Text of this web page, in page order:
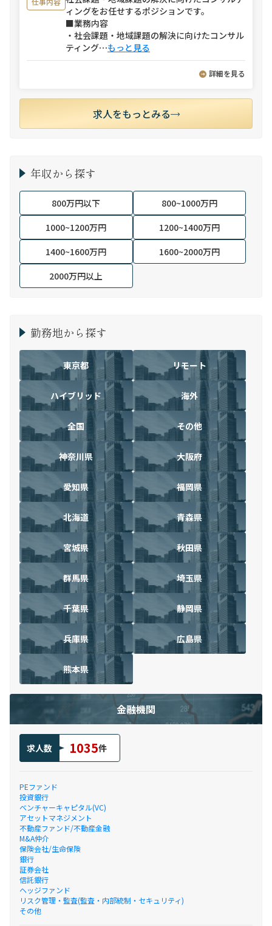
ィングをお任せするポジションです。
■業務内容
・社会課題・地域課題の解決に向けたコンサル
ティング⋯もっと見る
詳細を見る
求人をもっとみる
年収から探す
800万円以下
800~1000万円
1000~1200万円
1200~1400万円
1400~1600万円
1600~2000万円
2000万円以上
勤務地から探す
東京都 リモート
ハイブリッド 海外
全国 その他
神奈川県 大阪府
愛知県 福岡県
北海道 青森県
宮城県 秋田県
群馬県 埼玉県
千葉県 静岡県
兵庫県 広島県
熊本県
金融機関
求人数 1035件
PEファンド
投資銀行
ベンチャーキャピタル(VC)
アセットマネジメント
不動産ファンド/不動産金融
M&A仲介
保険会社/生命保険
銀行
証券会社
信託銀行
ヘッジファンド
リスク管理・監査(監査・内部統制・セキュリティ)
その他